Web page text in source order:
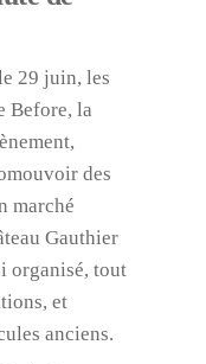
29 juin, les
Before, la
des
marché
Gauthier
organisé, tout
et
anciens.